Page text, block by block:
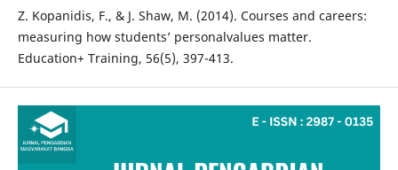
Z. Kopanidis, F., & J. Shaw, M. (2014). Courses and careers:
measuring how students’ personalvalues matter.
Education+ Training, 56(5), 397-413.